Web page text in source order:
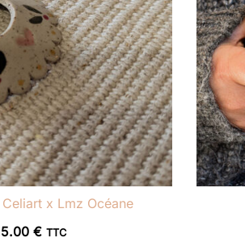
x Lmz Océane
€ TTC